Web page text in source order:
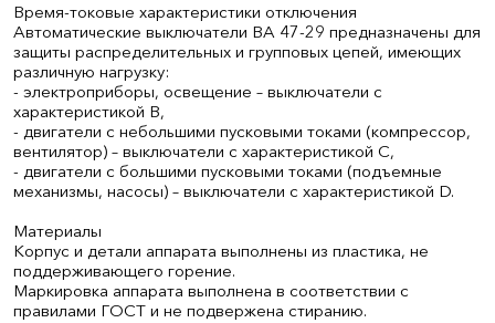
Время-токовые характеристики отключения
Автоматические выключатели ВА 47-29 предназначены для
защиты распределительных и групповых цепей, имеющих
различную нагрузку:
- электроприборы, освещение – выключатели с
характеристикой В,
- двигатели с небольшими пусковыми токами (компрессор,
вентилятор) – выключатели с характеристикой C,
- двигатели с большими пусковыми токами (подъемные
механизмы, насосы) – выключатели с характеристикой D.
Материалы
Корпус и детали аппарата выполнены из пластика, не
поддерживающего горение.
Маркировка аппарата выполнена в соответствии с
правилами ГОСТ и не подвержена стиранию.